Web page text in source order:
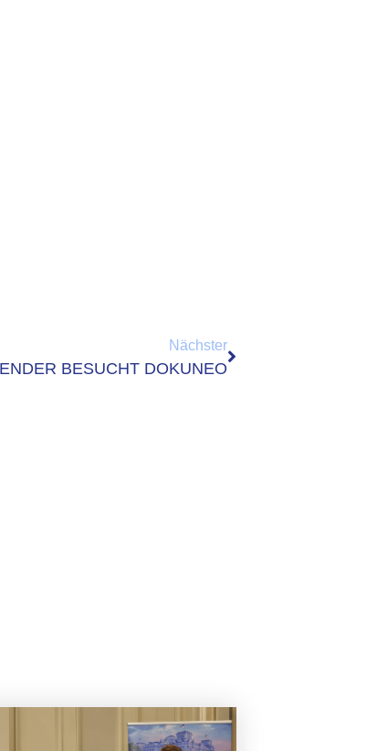
Nächster
BESUCHT DOKUNEO